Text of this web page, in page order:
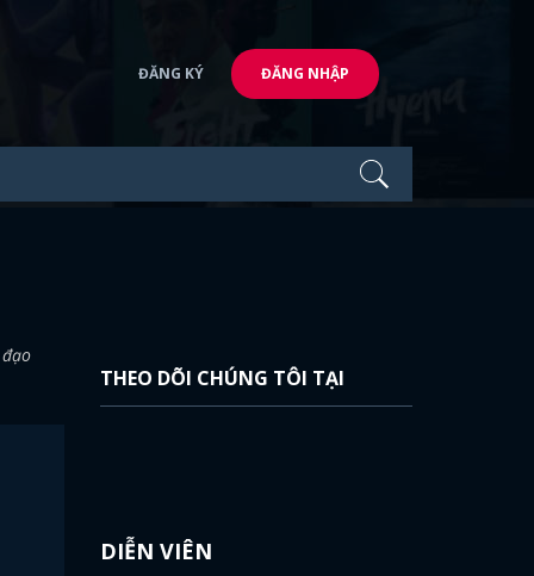
ĐĂNG KÝ ĐĂNG NHẬP
THEO DÕI CHÚNG TÔI TẠI
DIỄN VIÊN